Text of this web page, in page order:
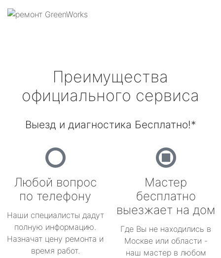
Преимущества
официального сервиса
Выезд и диагностика Бесплатно!*
Любой вопрос
по телефону
Наши специалисты дадут
полную информацию.
Назначат цену ремонта и
время работ.
Мастер
бесплатно
выезжает на дом
Где Вы не находились в
Москве или области -
наш мастер в любом